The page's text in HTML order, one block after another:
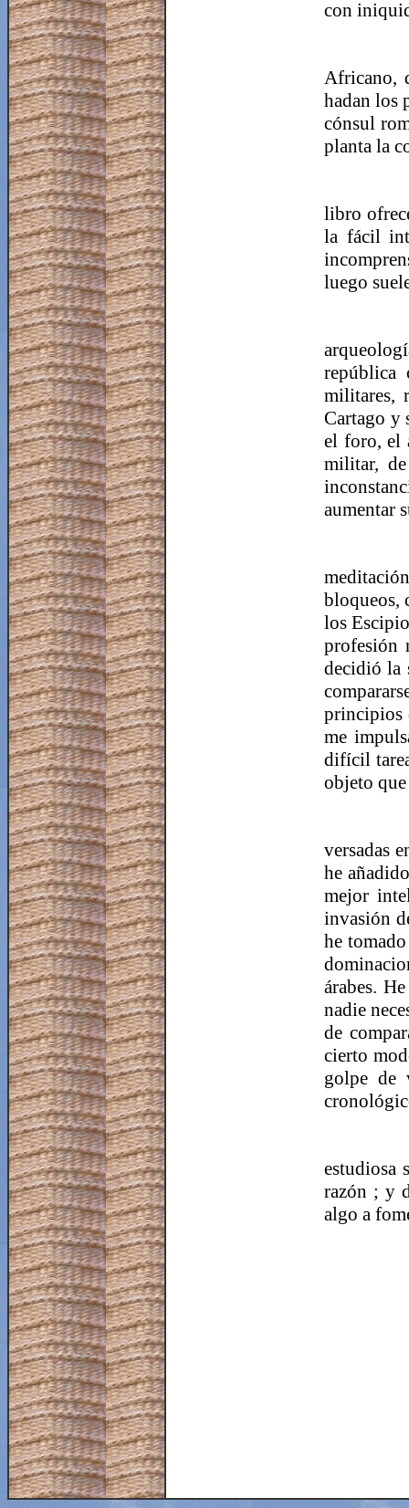
con
Africano,
hadan los
cónsul
planta la
libro
la fácil
luego
república
militares,
Cartago y
el foro, el
militar, de
aumentar
bloqueos,
los
profesión
decidió la
principios
me
difícil
objeto
versadas
he
mejor
invasión
he
árabes.
nadie
de
cierto
golpe de
estudiosa
razón ; y
algo a